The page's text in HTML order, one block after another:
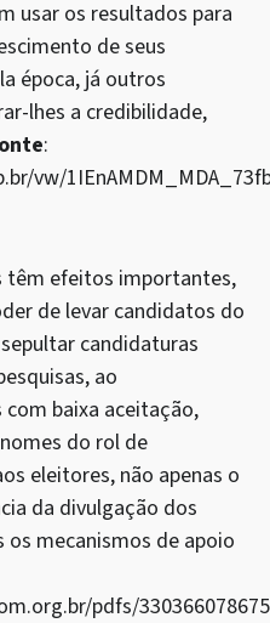
usar os resultados para
de seus
época, já outros
lhes a credibilidade,
:
vw/
têm efeitos importantes,
de levar candidatos do
candidaturas
ao
baixa aceitação,
do rol de
eleitores, não apenas o
da divulgação dos
mecanismos de apoio
pdfs/